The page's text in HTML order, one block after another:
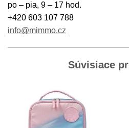
po – pia, 9 – 17 hod.
+420 603 107 788
info@mimmo.cz
Súvisiace